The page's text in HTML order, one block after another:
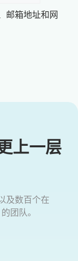
邮箱地址和网
上一层
及数百个在
团队。